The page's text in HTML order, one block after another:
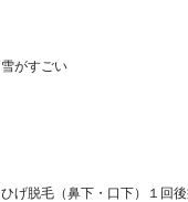
雪がすごい
ひげ脱毛（鼻下・口下）１回